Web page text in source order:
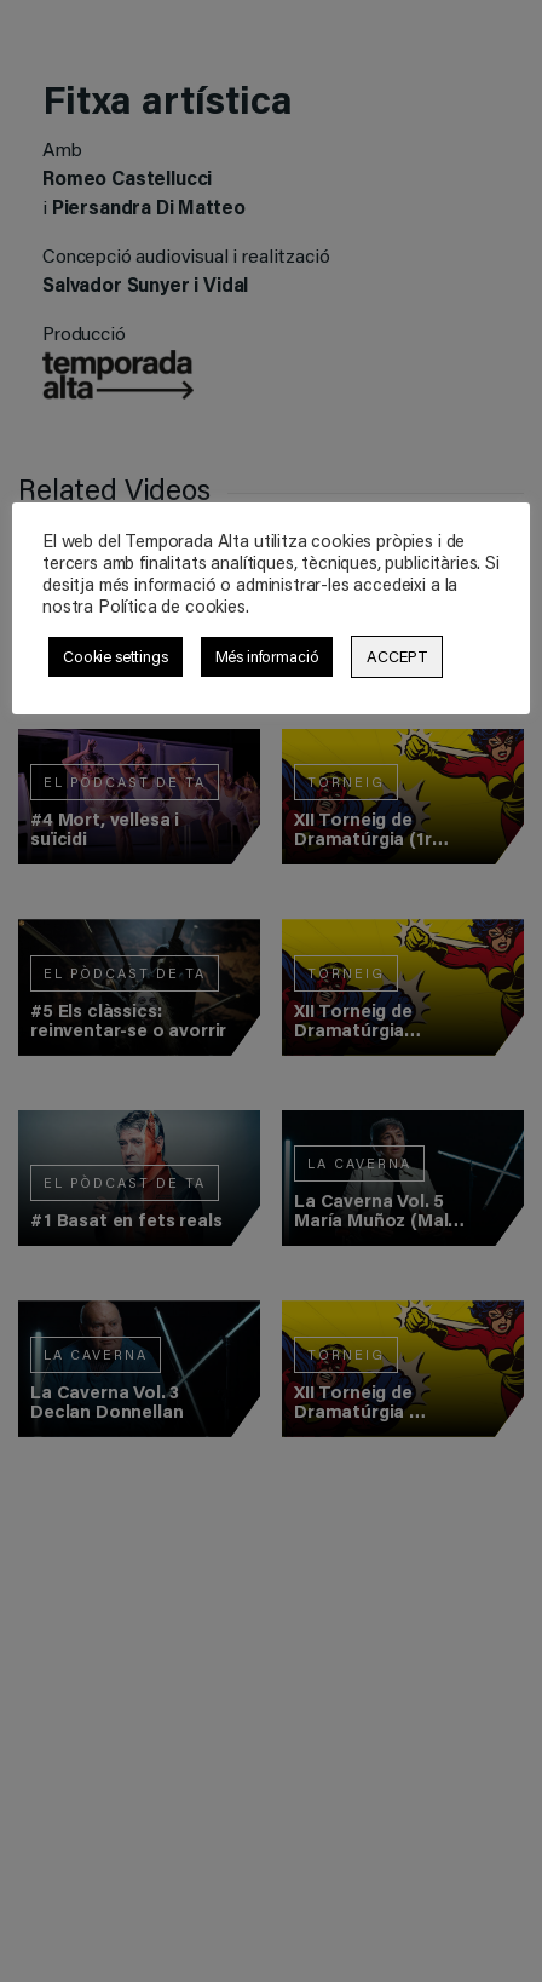
Fitxa artística
Amb
Romeo Castellucci
i Piersandra Di Matteo
Concepció audiovisual i realització
Salvador Sunyer i Vidal
Producció
Related Videos
EL PÒDCAST DE TA
català
LA CAVERNA
Christine Jatahy
EL PÒDCAST DE TA
#4 Mort, vellesa i
suïcidi
TORNEIG
XII Torneig de
Dramatúrgia (1r
Combat)
EL PÒDCAST DE TA
#5 Els clàssics:
reinventar-se o avorrir
TORNEIG
XII Torneig de
Dramatúrgia
(Semifinal 1)
EL PÒDCAST DE TA
#1 Basat en fets reals
LA CAVERNA
La Caverna Vol. 5
María Muñoz (Mal
Pelo)
LA CAVERNA
La Caverna Vol. 3
Declan Donnellan
TORNEIG
XII Torneig de
Dramatúrgia
(Final)
El web del Temporada Alta utilitza cookies pròpies i de
tercers amb finalitats analítiques, tècniques, publicitàries. Si
desitja més informació o administrar-les accedeixi a la
nostra Política de cookies.
Cookie settings Més informació ACCEPT